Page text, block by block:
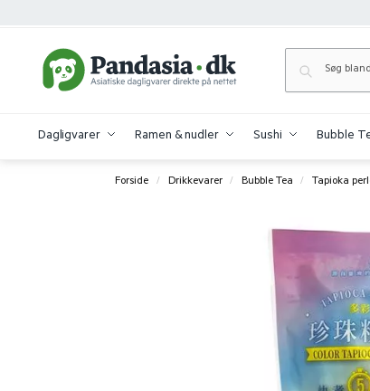
Dagligvarer Ramen & nudler Sushi Bubble
Forside / Drikkevarer / Bubble Tea / Tapioka